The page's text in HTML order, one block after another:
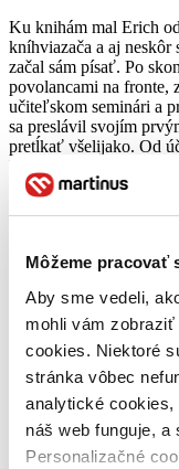
Môžeme pracovať
Aby sme vedeli,
mohli vám zobraziť
cookies. Niektoré
stránka vôbec
analytické
náš web funguje,
Personalizačné
Ku knihám mal Erich
kníhviazača a aj neskôr
začal sám písať. Po
povolancami na fronte,
učiteľskom seminári a
sa preslávil svojím
pretĺkať všelijako. Od
klavíra cez predavača
športových novín.
svetový spisovateľ.
výtlačkov. O dva roky
kusov. Niekoľko
nútených zaviesť
požiadavky trhu, v
len z vyššie
rozruch. A nemalý!